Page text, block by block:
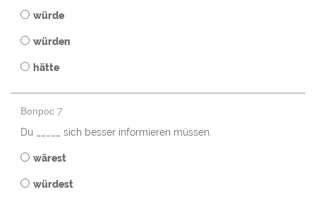
würde
würden
hätte
Вопрос 7
Du _____ sich besser informieren müssen.
wärest
würdest